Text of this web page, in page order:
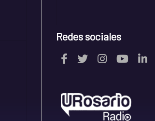
Redes sociales